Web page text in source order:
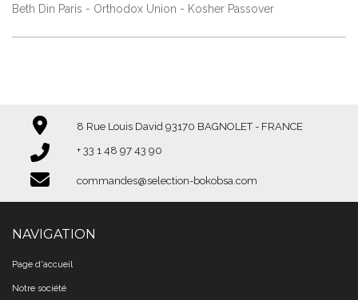
Beth Din Paris - Orthodox Union - Kosher Passover
8 Rue Louis David 93170 BAGNOLET - FRANCE
+ 33 1 48 97 43 90​​​​​​​
commandes@selection-bokobsa.com
NAVIGATION
Page d'accueil
Notre société